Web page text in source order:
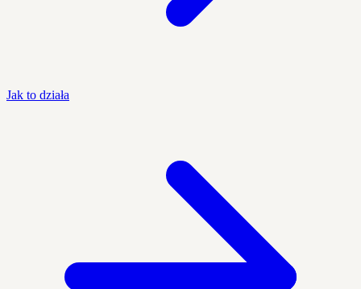
Jak to działa